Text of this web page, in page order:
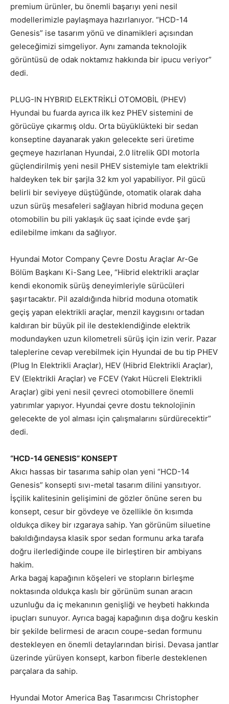
premium ürünler, bu önemli başarıyı yeni nesil
modellerimizle paylaşmaya hazırlanıyor. “HCD-14
Genesis” ise tasarım yönü ve dinamikleri açısından
geleceğimizi simgeliyor. Aynı zamanda teknolojik
görüntüsü de odak noktamız hakkında bir ipucu veriyor”
dedi.
PLUG-IN HYBRID ELEKTRİKLİ OTOMOBİL (PHEV)
Hyundai bu fuarda ayrıca ilk kez PHEV sistemini de
görücüye çıkarmış oldu. Orta büyüklükteki bir sedan
konseptine dayanarak yakın gelecekte seri üretime
geçmeye hazırlanan Hyundai, 2.0 litrelik GDI motorla
güçlendirilmiş yeni nesil PHEV sistemiyle tam elektrikli
haldeyken tek bir şarjla 32 km yol yapabiliyor. Pil gücü
belirli bir seviyeye düştüğünde, otomatik olarak daha
uzun sürüş mesafeleri sağlayan hibrid moduna geçen
otomobilin bu pili yaklaşık üç saat içinde evde şarj
edilebilme imkanı da sağlıyor.
Hyundai Motor Company Çevre Dostu Araçlar Ar-Ge
Bölüm Başkanı Ki-Sang Lee, “Hibrid elektrikli araçlar
kendi ekonomik sürüş deneyimleriyle sürücüleri
şaşırtacaktır. Pil azaldığında hibrid moduna otomatik
geçiş yapan elektrikli araçlar, menzil kaygısını ortadan
kaldıran bir büyük pil ile desteklendiğinde elektrik
modundayken uzun kilometreli sürüş için izin verir. Pazar
taleplerine cevap verebilmek için Hyundai de bu tip PHEV
(Plug In Elektrikli Araçlar), HEV (Hibrid Elektrikli Araçlar),
EV (Elektrikli Araçlar) ve FCEV (Yakıt Hücreli Elektrikli
Araçlar) gibi yeni nesil çevreci otomobillere önemli
yatırımlar yapıyor. Hyundai çevre dostu teknolojinin
gelecekte de yol alması için çalışmalarını sürdürecektir”
dedi.
“HCD-14 GENESIS” KONSEPT
Akıcı hassas bir tasarıma sahip olan yeni “HCD-14
Genesis” konsepti sıvı-metal tasarım dilini yansıtıyor.
İşçilik kalitesinin gelişimini de gözler önüne seren bu
konsept, cesur bir gövdeye ve özellikle ön kısımda
oldukça dikey bir ızgaraya sahip. Yan görünüm siluetine
bakıldığındaysa klasik spor sedan formunu arka tarafa
doğru ilerlediğinde coupe ile birleştiren bir ambiyans
hakim.
Arka bagaj kapağının köşeleri ve stopların birleşme
noktasında oldukça kaslı bir görünüm sunan aracın
uzunluğu da iç mekanının genişliği ve heybeti hakkında
ipuçları sunuyor. Ayrıca bagaj kapağının dışa doğru keskin
bir şekilde belirmesi de aracın coupe-sedan formunu
destekleyen en önemli detaylarından birisi. Devasa jantlar
üzerinde yürüyen konsept, karbon fiberle desteklenen
parçalara da sahip.
Hyundai Motor America Baş Tasarımcısı Christopher